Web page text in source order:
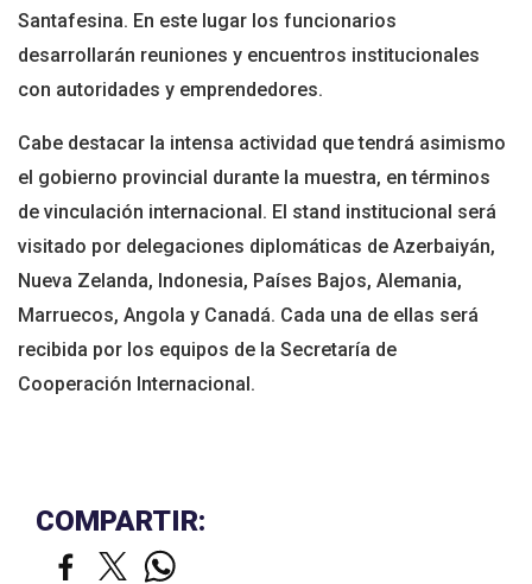
Santafesina. En este lugar los funcionarios
desarrollarán reuniones y encuentros institucionales
con autoridades y emprendedores.
Cabe destacar la intensa actividad que tendrá asimismo
el gobierno provincial durante la muestra, en términos
de vinculación internacional. El stand institucional será
visitado por delegaciones diplomáticas de Azerbaiyán,
Nueva Zelanda, Indonesia, Países Bajos, Alemania,
Marruecos, Angola y Canadá. Cada una de ellas será
recibida por los equipos de la Secretaría de
Cooperación Internacional.
COMPARTIR: